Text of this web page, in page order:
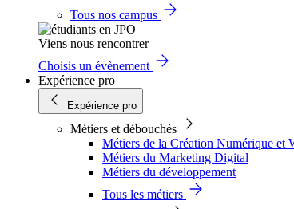
Tous nos campus
Viens nous rencontrer
Choisis un évènement
Expérience pro
Expérience pro
Métiers et débouchés
Métiers de la Création Numérique et
Métiers du Marketing Digital
Métiers du développement
Tous les métiers